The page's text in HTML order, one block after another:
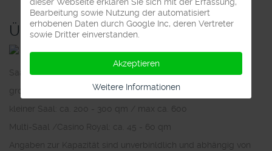
Übersicht:
Saalgrößen/Kapazität
großer Saal: ca. 420 qm - ca. 600 qm / max. ca. 1.500
kleiner Saal: ca. 200 - 300 qm / max ca. 600
Multi-Saal /Casino Royal: ca. 45 - 60 qm
Angaben zur Kapazität sind unverbinldlich und abhängig von
Bearbeitung sowie Nutzung der automatisiert
erhobenen Daten durch Google Inc, deren Vertreter
sowie Dritter einverstanden.
Akzeptieren
Weitere Informationen